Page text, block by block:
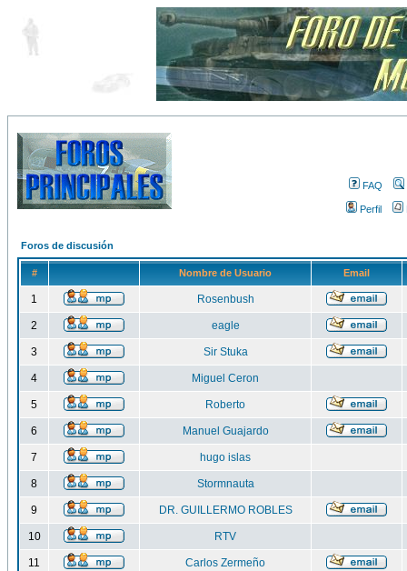
FAQ
Perfil
Foros de discusión
# Nombre de Usuario Email
1 Rosenbush
2 eagle
3 Sir Stuka
4 Miguel Ceron
5 Roberto
6 Manuel Guajardo
7 hugo islas
8 Stormnauta
9 DR. GUILLERMO ROBLES
10 RTV
11 Carlos Zermeño